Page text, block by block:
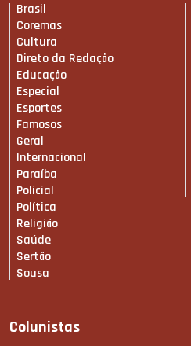
Brasil
Coremas
Cultura
Direto da Redação
Educação
Especial
Esportes
Famosos
Geral
Internacional
Paraíba
Policial
Política
Religião
Saúde
Sertão
Sousa
Colunistas